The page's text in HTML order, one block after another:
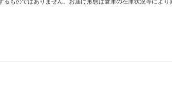
ものではありません。お届け形態は倉庫の在庫状況等によ